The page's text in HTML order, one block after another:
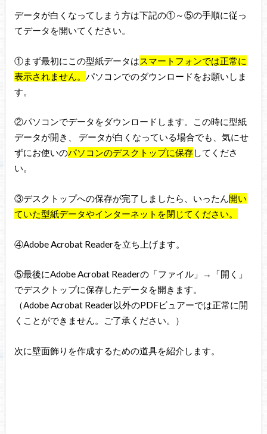
データが白くなってしまう方は下記の①～⑤の手順に従っ
てデータを開いてください。
①まず最初にこの型紙データはスマートフォンでは正常に
表示されません。 パソコンでのダウンロードをお願いしま
す。
②パソコンでデータをダウンロードします。この時に型紙
データが開き、 データが白くなっている場合でも、気にせ
ずにお使いのパソコンのデスクトップに保存してくださ
い。
③デスクトップへの保存が完了しましたら、いったん開い
ていた型紙データやインターネットを閉じてください。
④Adobe Acrobat Readerを立ち上げます。
⑤最後にAdobe Acrobat Readerの「ファイル」→「開く」
でデスクトップに保存したデータを開きます。
（Adobe Acrobat Reader以外のPDFビュアーでは正常に開
くことができません。ご了承ください。）
次に壁面飾りを作成するための道具を紹介します。